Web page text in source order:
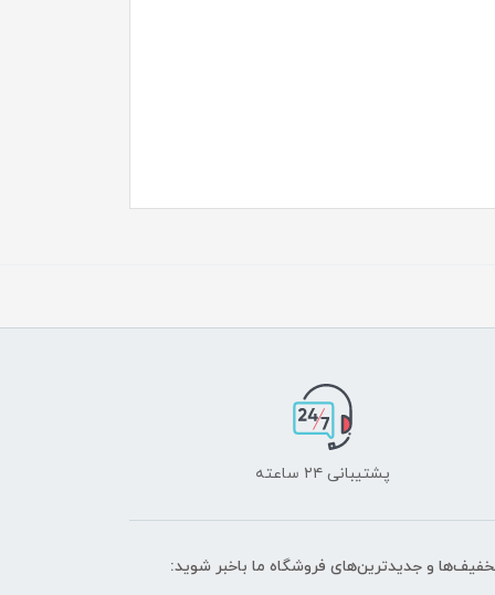
پشتیبانی ۲۴ ساعته
و جدیدترین‌های فروشگاه ما باخبر شوید: